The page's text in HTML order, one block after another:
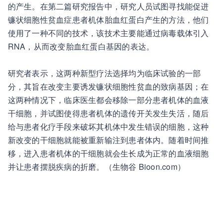
的产生。在第二篇研究报告中，研究人员试图寻找能促进
镰状细胞性贫血症患者机体胎血红蛋白产生的方法，他们
使用了一种不同的技术，该技术主要能通过病毒载体引入
RNA，从而改变胎血红蛋白基因的表达。
研究者表示，这两种新型疗法选择均为临床试验的一部
分，其旨在改变主要诱发镰状细胞性贫血的致病基因；在
这两种情况下，临床医生都会移除一部分患者机体的血液
干细胞，并试图使得患者机体的遗传开关发生失活，随后
给与患者化疗手段来破坏其机体中发生错误的细胞，这种
新改变的干细胞就能被重新输注到患者体内。随着时间推
移，进入患者机体的干细胞就会生长成为正常的血液细胞
并让患者摆脱疾病的折磨。（生物谷 Bioon.com）